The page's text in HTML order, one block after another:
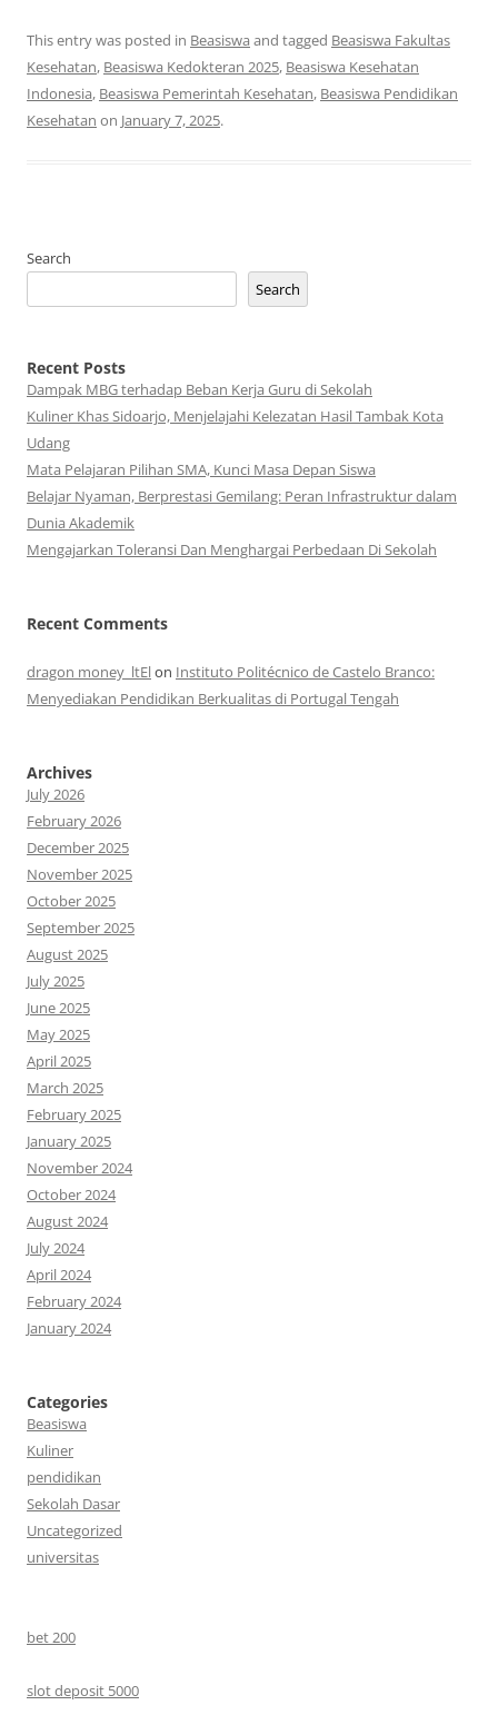
This entry was posted in Beasiswa and tagged Beasiswa Fakultas
Kesehatan, Beasiswa Kedokteran 2025, Beasiswa Kesehatan
Indonesia, Beasiswa Pemerintah Kesehatan, Beasiswa Pendidikan
Kesehatan on January 7, 2025.
Search
Search
Recent Posts
Dampak MBG terhadap Beban Kerja Guru di Sekolah
Kuliner Khas Sidoarjo, Menjelajahi Kelezatan Hasil Tambak Kota
Udang
Mata Pelajaran Pilihan SMA, Kunci Masa Depan Siswa
Belajar Nyaman, Berprestasi Gemilang: Peran Infrastruktur dalam
Dunia Akademik
Mengajarkan Toleransi Dan Menghargai Perbedaan Di Sekolah
Recent Comments
dragon money_ltElon Instituto Politécnico de Castelo Branco:
Menyediakan Pendidikan Berkualitas di Portugal Tengah
Archives
July 2026
February 2026
December 2025
November 2025
October 2025
September 2025
August 2025
July 2025
June 2025
May 2025
April 2025
March 2025
February 2025
January 2025
November 2024
October 2024
August 2024
July 2024
April 2024
February 2024
January 2024
Categories
Beasiswa
Kuliner
pendidikan
Sekolah Dasar
Uncategorized
universitas
bet 200
slot deposit 5000